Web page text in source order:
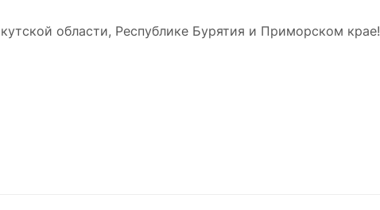
области, Республике Бурятия и Приморском крае!